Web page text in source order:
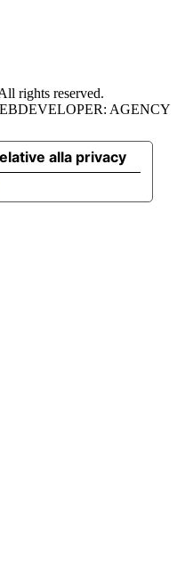
rights reserved.
AGENCY
alla privacy